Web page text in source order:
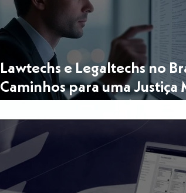
Lawtechs e Legaltechs no
Caminhos para uma Justiça